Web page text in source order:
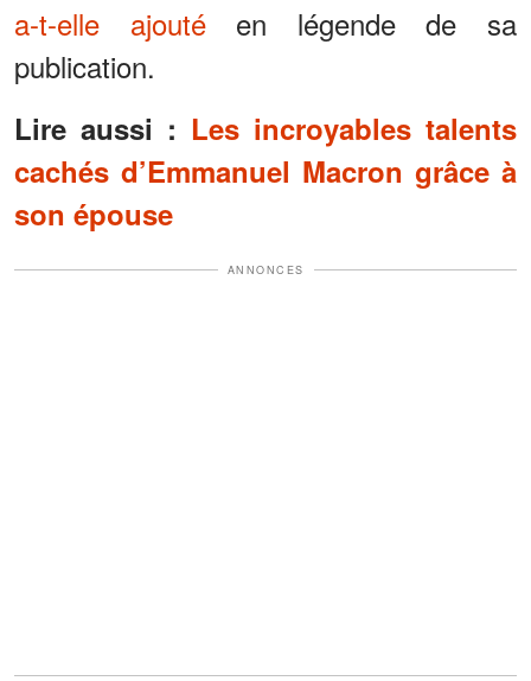
a-t-elle ajoutéen légende de sa
publication.
Lire aussi : Les incroyables talents
cachés d’Emmanuel Macron grâce à
son épouse
ANNONCES